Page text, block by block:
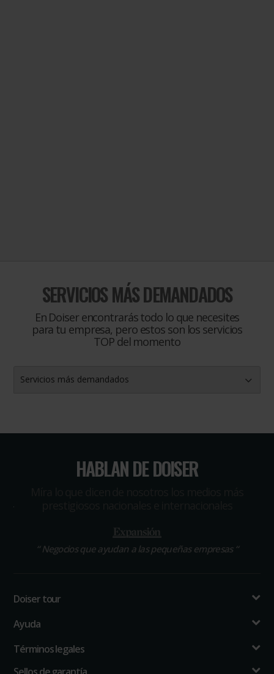
SERVICIOS MÁS DEMANDADOS
En Doiser encontrarás todo lo que necesites
para tu empresa, pero estos son los servicios
TOP del momento
Servicios más demandados
HABLAN DE DOISER
“Negocios que ayudan a las pequeñas empresas “
Doiser tour
Ayuda
Términos legales